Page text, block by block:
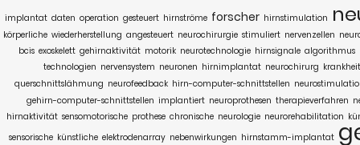
implantat daten operation gesteuert hirnströme forscher hirnstimulation
körperliche wiederherstellung angesteuert neurochirurgie stimuliert nervenzellen
bcis exoskelett gehirnaktivität motorik neurotechnologie hirnsignale algorithmus
technologien nervensystem neuronen hirnimplantat neurochirurg krankheit
querschnittslähmung neurofeedback hirn-computer-schnittstellen
gehirn-computer-schnittstellen implantiert neuroprothesen therapieverfahren
hirnaktivität sensomotorische prothese chronische neurologie neurorehabilitation
sensorische künstliche elektrodenarray nebenwirkungen hirnstamm-implantat